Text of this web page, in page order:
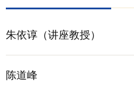
朱依谆（讲座教授）
陈道峰